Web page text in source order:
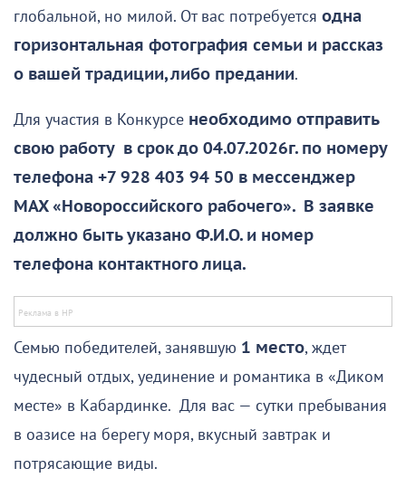
глобальной, но милой. От вас потребуется одна
горизонтальная фотография семьи и рассказ
о вашей традиции, либо предании.
Для участия в Конкурсе необходимо отправить
свою работу в срок до 04.07.2026г. по номеру
телефона +7 928 403 94 50 в мессенджер
MAX «Новороссийского рабочего». В заявке
должно быть указано Ф.И.О. и номер
телефона контактного лица.
Семью победителей, занявшую 1 место, ждет
чудесный отдых, уединение и романтика в «Диком
месте» в Кабардинке. Для вас — сутки пребывания
в оазисе на берегу моря, вкусный завтрак и
потрясающие виды.